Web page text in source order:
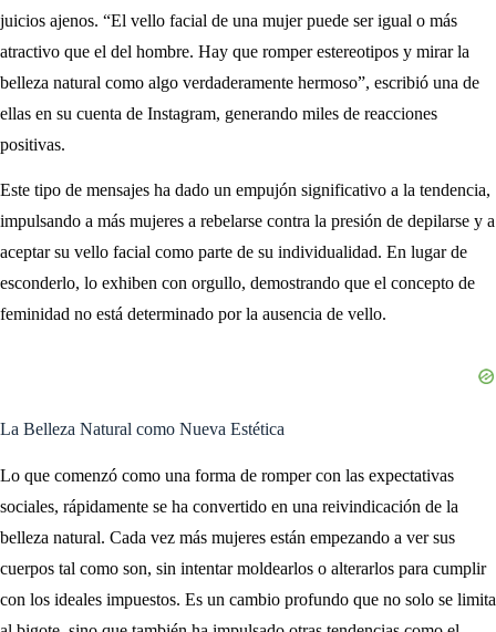
juicios ajenos. “El vello facial de una mujer puede ser igual o más
atractivo que el del hombre. Hay que romper estereotipos y mirar la
belleza natural como algo verdaderamente hermoso”, escribió una de
ellas en su cuenta de Instagram, generando miles de reacciones
positivas.
Este tipo de mensajes ha dado un empujón significativo a la tendencia,
impulsando a más mujeres a rebelarse contra la presión de depilarse y a
aceptar su vello facial como parte de su individualidad. En lugar de
esconderlo, lo exhiben con orgullo, demostrando que el concepto de
feminidad no está determinado por la ausencia de vello.
La Belleza Natural como Nueva Estética
Lo que comenzó como una forma de romper con las expectativas
sociales, rápidamente se ha convertido en una reivindicación de la
belleza natural. Cada vez más mujeres están empezando a ver sus
cuerpos tal como son, sin intentar moldearlos o alterarlos para cumplir
con los ideales impuestos. Es un cambio profundo que no solo se limita